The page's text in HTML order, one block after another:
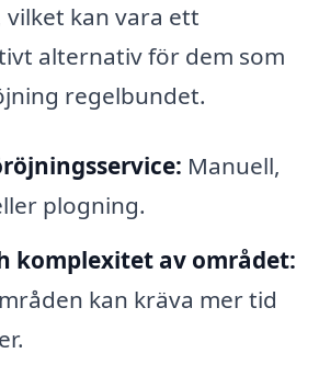
vilket kan vara ett
alternativ för dem som
regelbundet.
Manuell,
plogning.
komplexitet av området:
kan kräva mer tid